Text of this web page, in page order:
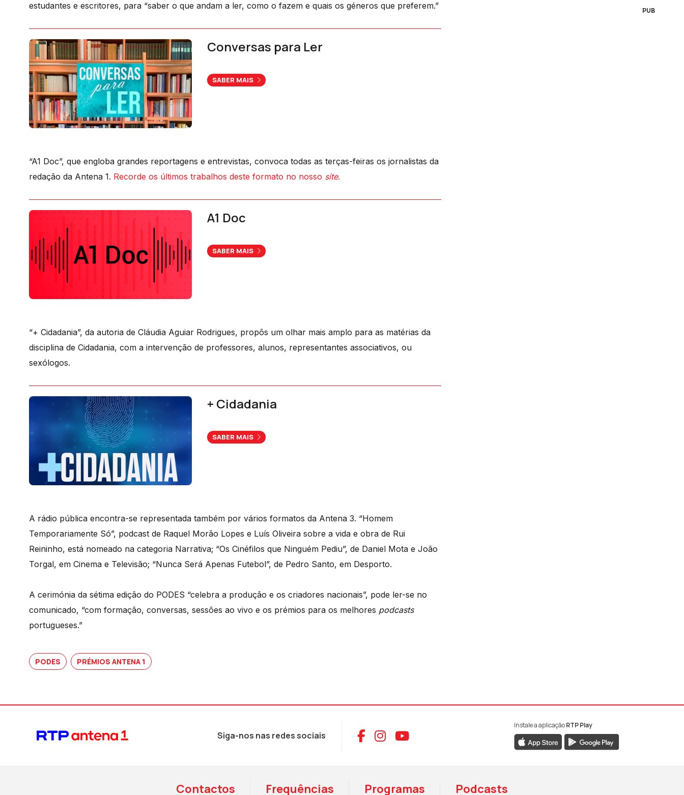
estudantes e escritores, para “saber o que andam a ler, como o fazem e quais os géneros que preferem.”
Conversas para Ler
SABER MAIS
“A1 Doc”, que engloba grandes reportagens e entrevistas, convoca todas as terças-feiras os jornalistas da
redação da Antena 1. Recorde os últimos trabalhos deste formato no nosso site.
A1 Doc
SABER MAIS
“+ Cidadania”, da autoria de Cláudia Aguiar Rodrigues, propôs um olhar mais amplo para as matérias da
disciplina de Cidadania, com a intervenção de professores, alunos, representantes associativos, ou
sexólogos.
+ Cidadania
SABER MAIS
A rádio pública encontra-se representada também por vários formatos da Antena 3. “Homem
Temporariamente Só”, podcast de Raquel Morão Lopes e Luís Oliveira sobre a vida e obra de Rui
Reininho, está nomeado na categoria Narrativa; “Os Cinéfilos que Ninguém Pediu”, de Daniel Mota e João
Torgal, em Cinema e Televisão; “Nunca Será Apenas Futebol”, de Pedro Santo, em Desporto.
A cerimónia da sétima edição do PODES “celebra a produção e os criadores nacionais”, pode ler-se no
comunicado, “com formação, conversas, sessões ao vivo e os prémios para os melhores podcasts
portugueses.”
PODES PRÉMIOS ANTENA 1
PUB
Siga-nos nas redes sociais Aceder ao Facebook da RTP Antena 1
Aceder ao Instagram da RTP Antena 1
Aceder ao YouTube da RTP Antena 1
Instale a aplicaçãoRTP Play
Contactos Frequências Programas Podcasts